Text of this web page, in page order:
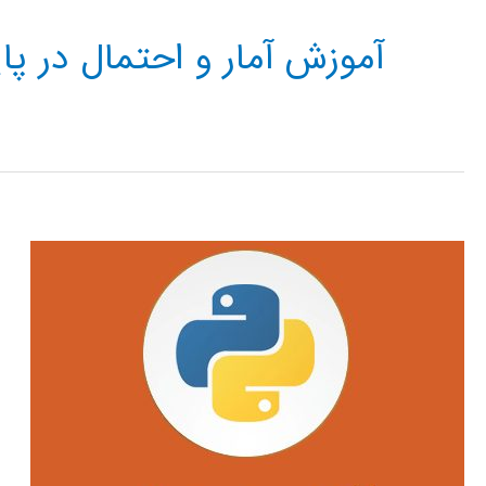
آموزش آمار و احتمال در